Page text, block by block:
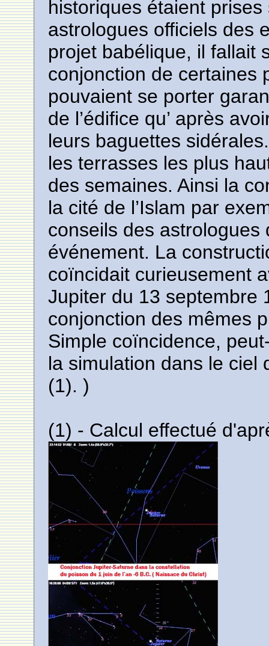
historiques étaient
astrologues officiels des
projet babélique, il fallait
conjonction de certaines
pouvaient se porter
de l’édifice qu’ après
leurs baguettes
les terrasses les plus
des semaines. Ainsi la
la cité de l’Islam par
conseils des astrologues
événement. La
coïncidait curieusement
Jupiter du 13 septembre
conjonction des mêmes
Simple coïncidence,
la simulation dans le ciel
(1). )
(1) - Calcul effectué